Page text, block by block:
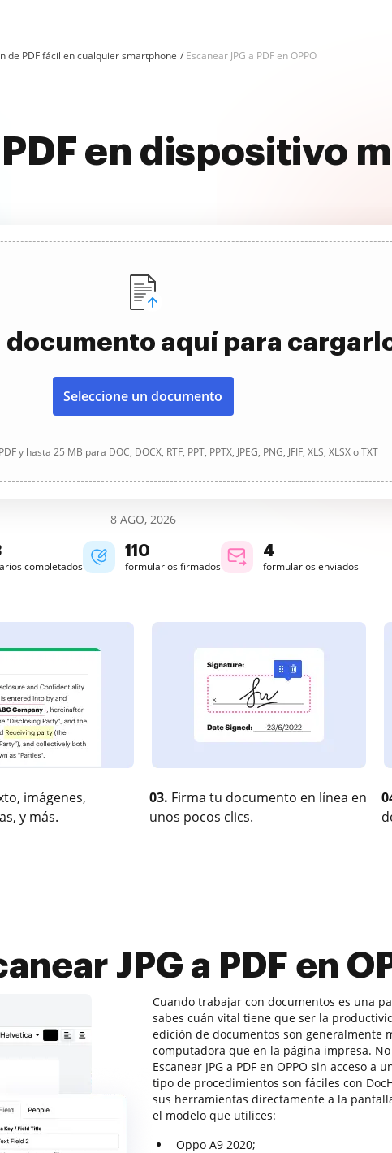
de PDF fácil en cualquier smartphone Escanear JPG a PDF en OPPO
PDF en dispositivo
documento aquí para
Seleccione un documento
y hasta 25 MB para DOC, DOCX, RTF, PPT, PPTX, JPEG, PNG, JFIF, XLS, XLSX o TXT
8 AGO, 2026
completados
110
formularios firmados
4
formularios enviados
imágenes,
y más.
03. Firma tu documento en línea en
unos pocos clics.
JPG a PDF en
Cuando trabajar con documentos es una
sabes cuán vital tiene que ser la
edición de documentos son generalmente
computadora que en la página impresa.
Escanear JPG a PDF en OPPO sin acceso
tipo de procedimientos son fáciles con
sus herramientas directamente a la
el modelo que utilices:
Oppo A9 2020;